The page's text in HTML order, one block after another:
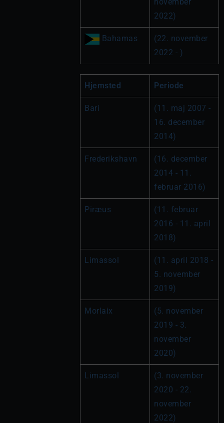
2022)
Bahamas
(22. november
2022 - )
Hjemsted Periode
Bari
(11. maj 2007 -
16. december
2014)
Frederikshavn
(16. december
2014 - 11.
februar 2016)
Piræus
(11. februar
2016 - 11. april
2018)
Limassol
(11. april 2018 -
5. november
2019)
Morlaix
(5. november
2019 - 3.
november
2020)
Limassol
(3. november
2020 - 22.
november
2022)